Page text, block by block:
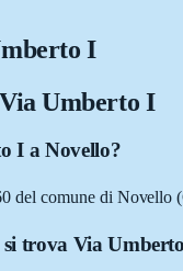
I
Via Umberto I
I a Novello?
del comune di Novello
trova Via